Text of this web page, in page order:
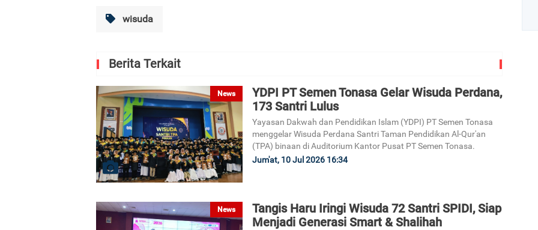
wisuda
Berita Terkait
News
YDPI PT Semen Tonasa Gelar Wisuda Perdana,
173 Santri Lulus
Yayasan Dakwah dan Pendidikan Islam (YDPI) PT Semen Tonasa
menggelar Wisuda Perdana Santri Taman Pendidikan Al-Qur'an
(TPA) binaan di Auditorium Kantor Pusat PT Semen Tonasa.
Jum'at, 10 Jul 2026 16:34
News
Tangis Haru Iringi Wisuda 72 Santri SPIDI, Siap
Menjadi Generasi Smart & Shalihah